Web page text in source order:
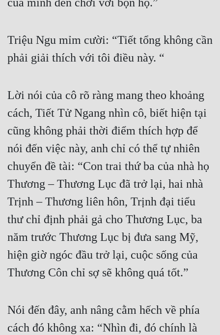
Đẹp Hiệp
Tính Cách Nhân Vật :
Vô Sỉ
Điềm Đạm
của mình đến chơi với bọn họ.”
Triệu Ngu mỉm cười: “Tiết tổng không cần
phải giải thích với tôi điều này. “
Lời nói của cô rõ ràng mang theo khoảng
cách, Tiết Tử Ngang nhìn cô, biết hiện tại
cũng không phải thời điểm thích hợp để
nói đến việc này, anh chỉ có thể tự nhiên
chuyển đề tài: “Con trai thứ ba của nhà họ
Thương – Thương Lục đã trở lại, hai nhà
Trịnh – Thương liên hôn, Trịnh đại tiểu
thư chỉ định phải gả cho Thương Lục, ba
năm trước Thương Lục bị đưa sang Mỹ,
hiện giờ ngóc đầu trở lại, cuộc sống của
Thương Côn chỉ sợ sẽ không quá tốt.”
Nói đến đây, anh nâng cằm hếch về phía
cách đó không xa: “Nhìn đi, đó chính là